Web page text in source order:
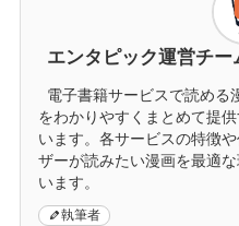
エンタピック運営チー
電子書籍サービスで読める
をわかりやすくまとめて提
います。各サービスの特徴
ザーが読みたい漫画を最適
います。
執筆者